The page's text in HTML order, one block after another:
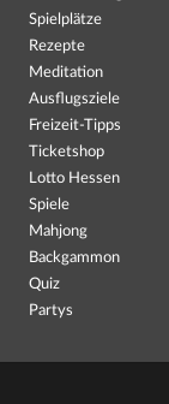
Spielplätze
Rezepte
Meditation
Ausflugsziele
Freizeit-Tipps
Ticketshop
Lotto Hessen
Spiele
Mahjong
Backgammon
Quiz
Partys